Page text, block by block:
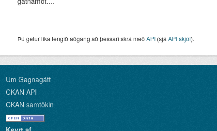
Þú getur líka fengið aðgang að þessari skrá meðAPI (sjá API skjöl).
Um Gagnagátt
CKAN API
CKAN samtökin